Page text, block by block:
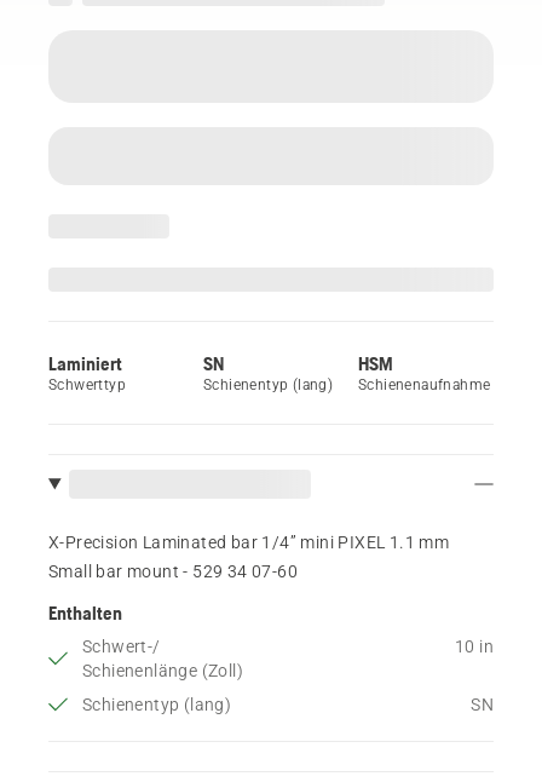
Laminiert
Schwerttyp
SN
Schienentyp (lang)
HSM
Schienenaufnahme
X-Precision Laminated bar 1/4” mini PIXEL 1.1 mm
Small bar mount - 529 34 07‑60
Enthalten
Schwert-/
Schienenlänge (Zoll)
10 in
Schienentyp (lang) SN